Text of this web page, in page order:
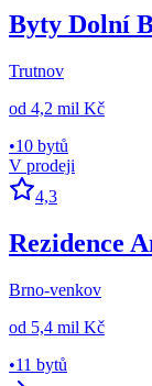
Byty Dolní
Trutnov
od 4,2 mil Kč
•10 bytů
V prodeji
4,3
Rezidence
Brno-venkov
od 5,4 mil Kč
•11 bytů